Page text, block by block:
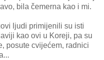
bila čemerna kao i mi.
ljudi primijenili su isti
kao ovi u Koreji, pa su
posute cvijećem, radnici